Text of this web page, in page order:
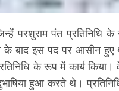
परशुराम पंत प्रतिनिधि
के बाद इस पद पर आसीन हुए
के रूप में कार्य
हुआ करते थे।